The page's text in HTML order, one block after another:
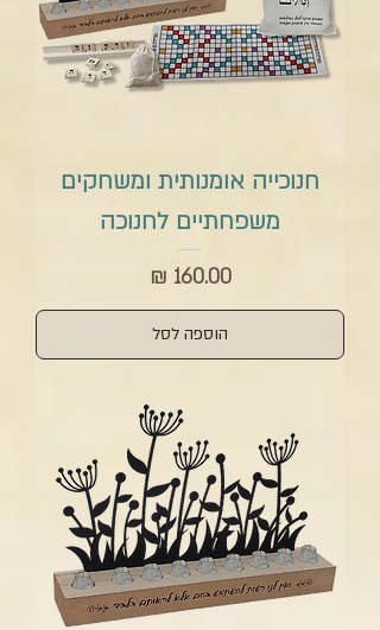
חנוכייה אומנותית ומשחקים
משפחתיים לחנוכה
מחיר‏160.00 ‏₪
הוספה לסל